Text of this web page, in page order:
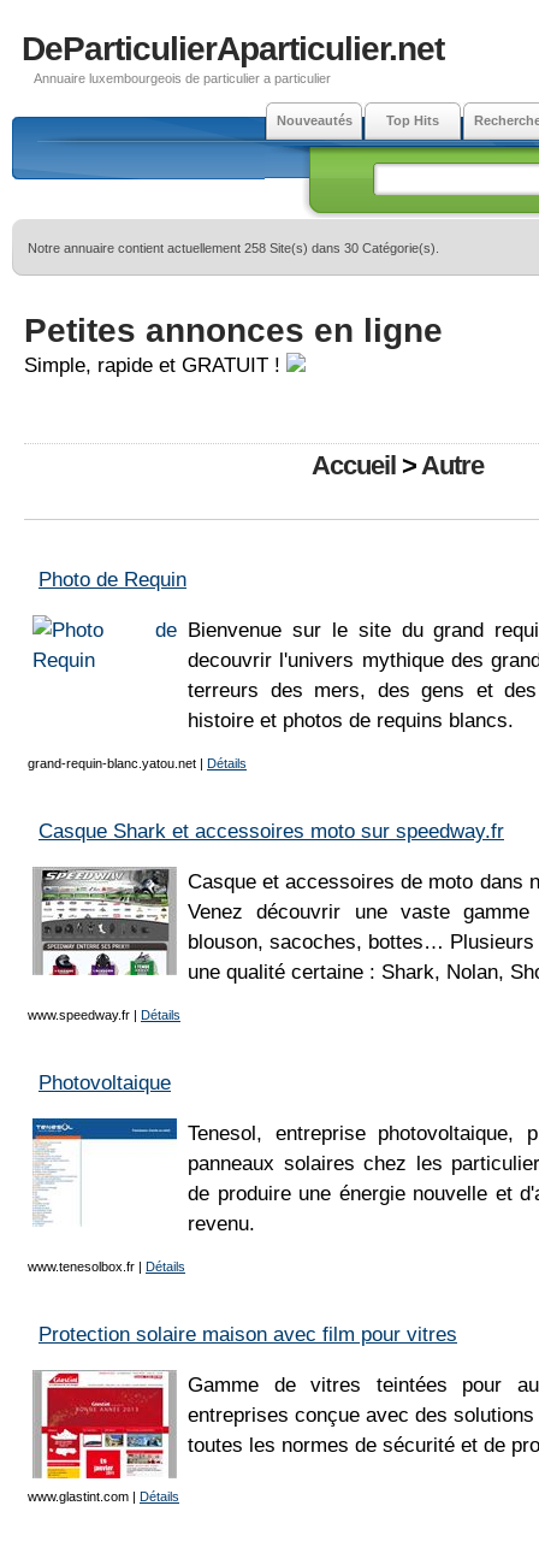
DeParticulierAparticulier.net
Annuaire luxembourgeois de particulier a particulier
Nouveautés Top Hits
Notre annuaire contient actuellement 258 Site(s) dans 30 Catégorie(s).
Petites annonces en ligne
Simple, rapide et GRATUIT !
Accueil>Autre
Photo de Requin
Bienvenue sur le site du grand
decouvrir l'univers mythique des
terreurs des mers, des gens et
histoire et photos de requins blancs.
grand-requin-blanc.yatou.net | Détails
Casque Shark et accessoires moto sur speedway.fr
Casque et accessoires de moto dans
Venez découvrir une vaste
blouson, sacoches, bottes…
une qualité certaine : Shark, Nolan,
www.speedway.fr | Détails
Photovoltaique
Tenesol, entreprise photovoltaique,
panneaux solaires chez les
de produire une énergie nouvelle et
revenu.
www.tenesolbox.fr | Détails
Protection solaire maison avec film pour vitres
Gamme de vitres teintées pour
entreprises conçue avec des
toutes les normes de sécurité et de
www.glastint.com | Détails